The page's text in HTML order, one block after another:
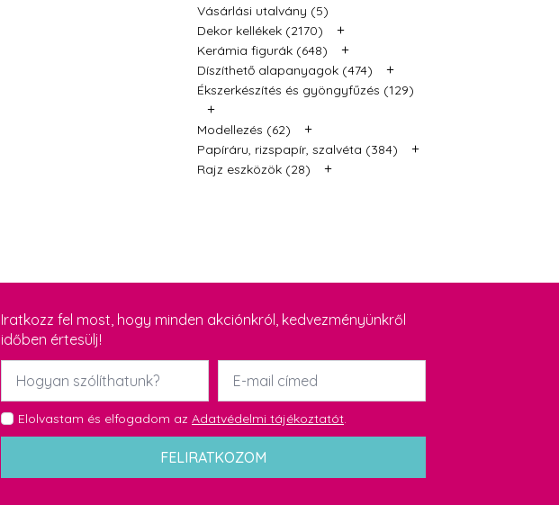
Vásárlási utalvány (5)
Dekor kellékek (2170)
+
Kerámia figurák (648) +
Díszíthető alapanyagok (474) +
Ékszerkészítés és gyöngyfűzés (129)
+
Modellezés (62) +
Papíráru, rizspapír, szalvéta (384) +
Rajz eszközök (28) +
Iratkozz fel most, hogy minden akciónkról, kedvezményünkről
időben értesülj!
Név
Email
GDPR
*
Elolvastam és elfogadom az Adatvédelmi tájékoztatót
FELIRATKOZOM